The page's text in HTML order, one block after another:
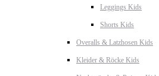
Leggings Kids
Shorts Kids
Overalls & Latzhosen Kids
Kleider & Röcke Kids